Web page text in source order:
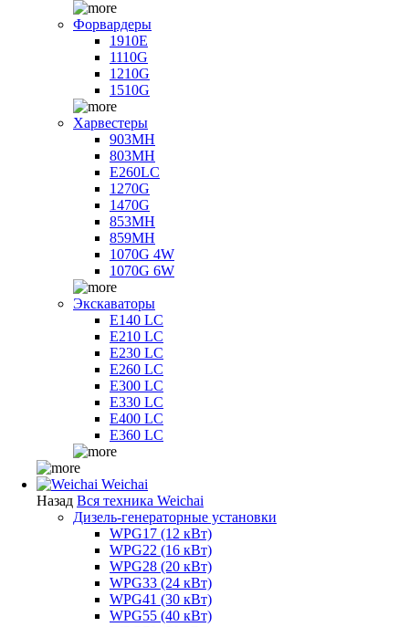
Форвардеры
1910E
1110G
1210G
1510G
Харвестеры
903MH
803MH
E260LC
1270G
1470G
853MH
859MH
1070G 4W
1070G 6W
Экскаваторы
E140 LC
E210 LC
E230 LC
E260 LC
E300 LC
E330 LC
E400 LC
E360 LC
Weichai
Назад Вся техника Weichai
Дизель-генераторные установки
WPG17 (12 кВт)
WPG22 (16 кВт)
WPG28 (20 кВт)
WPG33 (24 кВт)
WPG41 (30 кВт)
WPG55 (40 кВт)